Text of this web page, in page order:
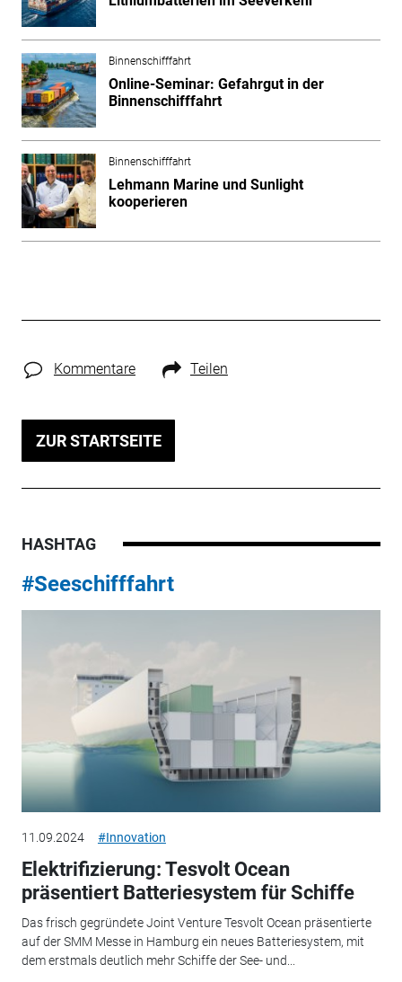
Binnenschifffahrt
Online-Seminar: Gefahrgut in der
Binnenschifffahrt
Binnenschifffahrt
Lehmann Marine und Sunlight
kooperieren
Kommentare Teilen
ZUR STARTSEITE
HASHTAG
#Seeschifffahrt
11.09.2024 #Innovation
Elektrifizierung: Tesvolt Ocean
präsentiert Batteriesystem für Schiffe
Das frisch gegründete Joint Venture Tesvolt Ocean präsentierte
auf der SMM Messe in Hamburg ein neues Batteriesystem, mit
dem erstmals deutlich mehr Schiffe der See- und...